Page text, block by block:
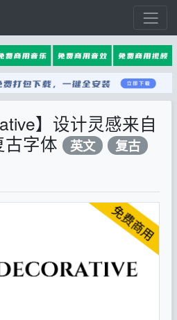
】设计灵感来自
字体
英文
复古